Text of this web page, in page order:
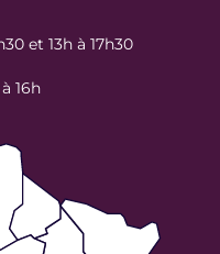
et 13h à 17h30
16h